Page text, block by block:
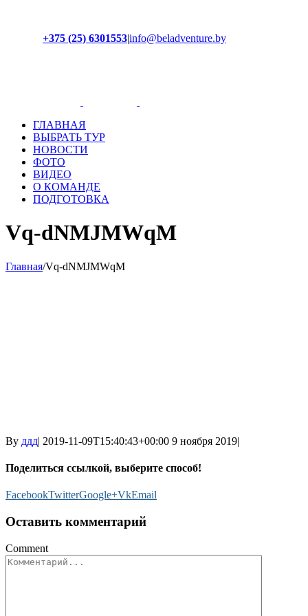
+375 (25) 6301553|info@beladventure.by
ГЛАВНАЯ
ВЫБРАТЬ ТУР
НОВОСТИ
ФОТО
ВИДЕО
О КОМАНДЕ
ПОДГОТОВКА
Vq-dNMJMWqM
Главная/Vq-dNMJMWqM
By ддд| 2019-11-09T15:40:43+00:00 9 ноября 2019|
Поделиться ссылкой, выберите способ!
FacebookTwitterGoogle+VkEmail
Оставить комментарий
Comment